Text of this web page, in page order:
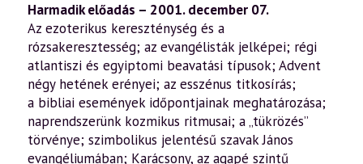
Harmadik előadás – 2001. december 07.
Az ezoterikus kereszténység és a
rózsakeresztesség; az evangélisták jelképei; régi
atlantiszi és egyiptomi beavatási típusok; Advent
négy hetének erényei; az esszénus titkosírás;
a bibliai események időpontjainak meghatározása;
naprendszerünk kozmikus ritmusai; a „tükrözés”
törvénye; szimbolikus jelentésű szavak János
evangéliumában; Karácsony, az agapé szintű